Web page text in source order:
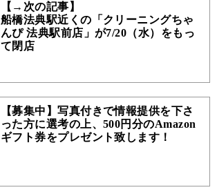
【→次の記事】
船橋法典駅近くの「クリーニングちゃ
んぴ 法典駅前店」が7/20（水）をもっ
て閉店
【募集中】写真付きで情報提供を下さ
った方に選考の上、500円分のAmazon
ギフト券をプレゼント致します！